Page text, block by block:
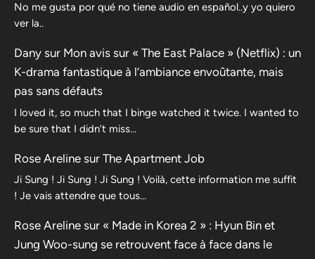
No me gusta por qué no tiene audio en español..y yo quiero
ver la..
Dany sur Mon avis sur « The East Palace » (Netflix) : un
K-drama fantastique à l’ambiance envoûtante, mais
pas sans défauts
I loved it, so much that I binge watched it twice. I wanted to
be sure that I didn’t miss…
Rose Areline sur The Apartment Job
Ji Sung ! Ji Sung ! Ji Sung ! Voilà, cette information me suffit
! Je vais attendre que tous…
Rose Areline sur « Made in Korea 2 » : Hyun Bin et
Jung Woo-sung se retrouvent face à face dans le